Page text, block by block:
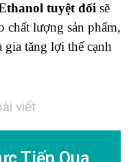
tuyệt đối sẽ
chất lượng sản phẩm,
tăng lợi thế cạnh
viết